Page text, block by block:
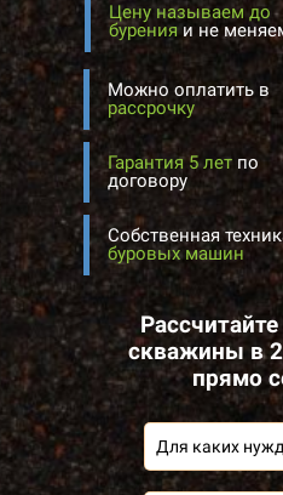
Цену называем до
буренияи не
Собственная
буровых машин
Можно оплатить в
рассрочку
скважины в
прямо
Для каких
Гарантия 5 лет по
договору